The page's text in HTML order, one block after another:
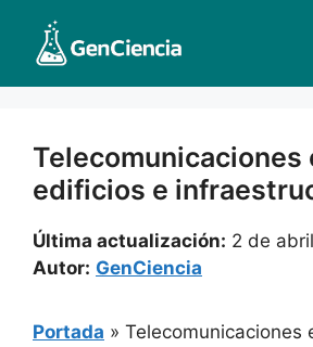
contenido
Telecomunicaciones
edificios e
Última actualización: 2 de
Autor: GenCiencia
Portada » Telecomunicaciones